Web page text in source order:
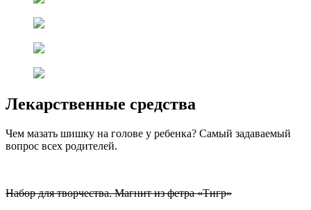
Лекарственные средства
Чем мазать шишку на голове у ребенка? Самый задаваемый
вопрос всех родителей.
Набор для творчества. Магнит из фетра «Тигр»